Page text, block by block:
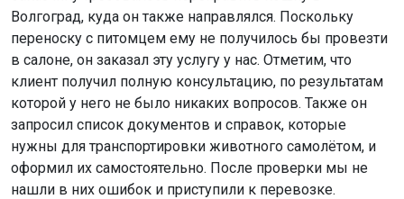
Волгоград, куда он также направлялся. Поскольку
переноску с питомцем ему не получилось бы провезти
в салоне, он заказал эту услугу у нас. Отметим, что
клиент получил полную консультацию, по результатам
которой у него не было никаких вопросов. Также он
запросил список документов и справок, которые
нужны для транспортировки животного самолётом, и
оформил их самостоятельно. После проверки мы не
нашли в них ошибок и приступили к перевозке.